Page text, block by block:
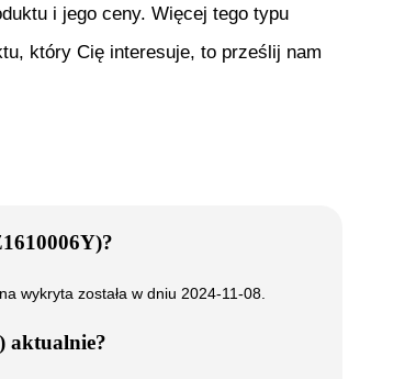
i jego ceny. Więcej tego typu
który Cię interesuje, to prześlij nam
?
wykryta została w dniu 2024-11-08.
aktualnie?